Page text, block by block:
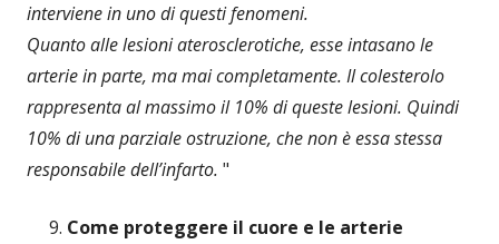
interviene in uno di questi fenomeni.
Quanto alle lesioni aterosclerotiche, esse intasano le
arterie in parte, ma mai completamente. Il colesterolo
rappresenta al massimo il 10% di queste lesioni. Quindi
10% di una parziale ostruzione, che non è essa stessa
responsabile dell’infarto. "
Come proteggere il cuore e le arterie